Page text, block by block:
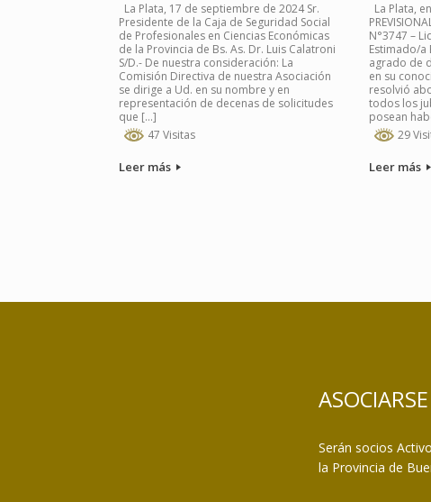
La Plata, 17 de septiembre de 2024 Sr.
Presidente de la Caja de Seguridad Social
de Profesionales en Ciencias Económicas
de la Provincia de Bs. As. Dr. Luis Calatroni
S/D.- De nuestra consideración: La
Comisión Directiva de nuestra Asociación
se dirige a Ud. en su nombre y en
representación de decenas de solicitudes
que […]
47 Visitas
Leer más
La Plata,
N°3747 –
Estimado/a
agrado de
en su
resolvió
todos los
posean
29
Leer más
ASOCIARSE
Serán socios
la Provincia de